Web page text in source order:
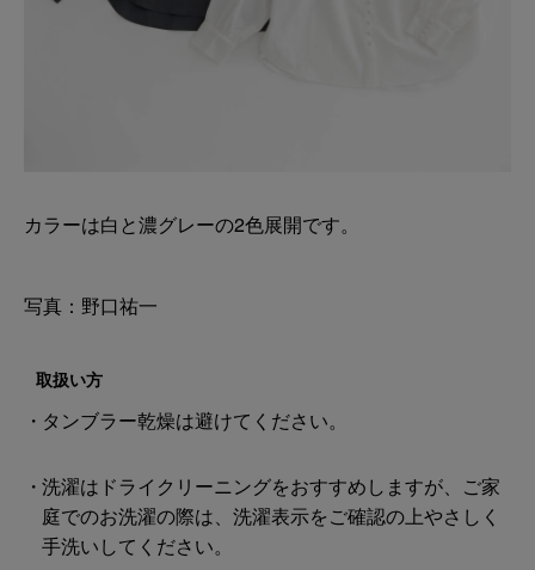
カラーは白と濃グレーの2色展開です。
写真：野口祐一
取扱い方
タンブラー乾燥は避けてください。
洗濯はドライクリーニングをおすすめしますが、ご家
庭でのお洗濯の際は、洗濯表示をご確認の上やさしく
手洗いしてください。